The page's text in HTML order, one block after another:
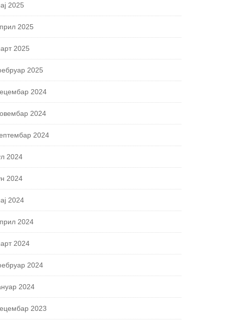
2025
2025
2025
2025
2024
2024
2024
2024
2024
2024
2024
2024
2024
2024
2023